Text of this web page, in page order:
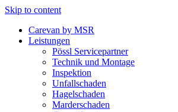
Skip to content
Carevan by MSR
Leistungen
Pössl Servicepartner
Technik und Montage
Inspektion
Unfallschaden
Hagelschaden
Marderschaden